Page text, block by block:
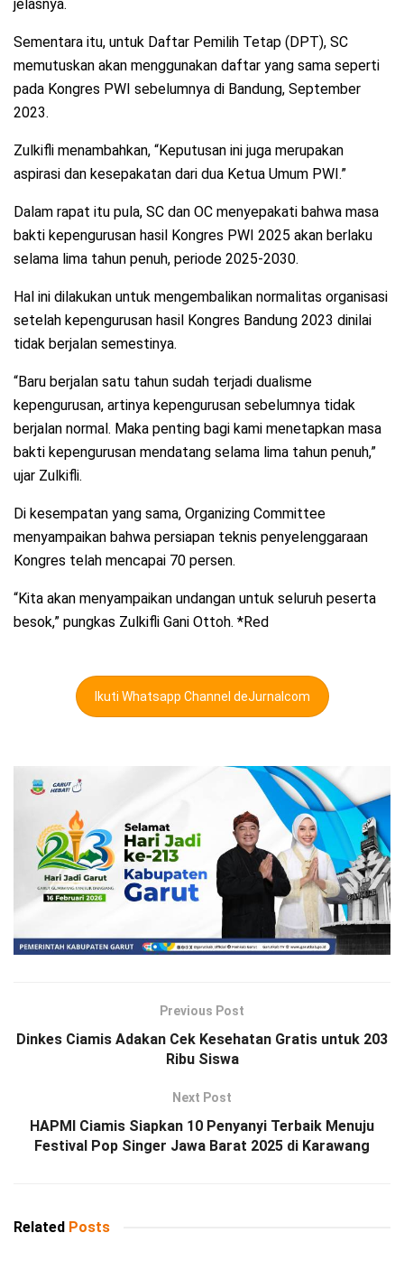
jelasnya.
Sementara itu, untuk Daftar Pemilih Tetap (DPT), SC
memutuskan akan menggunakan daftar yang sama seperti
pada Kongres PWI sebelumnya di Bandung, September
2023.
Zulkifli menambahkan, “Keputusan ini juga merupakan
aspirasi dan kesepakatan dari dua Ketua Umum PWI.”
Dalam rapat itu pula, SC dan OC menyepakati bahwa masa
bakti kepengurusan hasil Kongres PWI 2025 akan berlaku
selama lima tahun penuh, periode 2025-2030.
Hal ini dilakukan untuk mengembalikan normalitas organisasi
setelah kepengurusan hasil Kongres Bandung 2023 dinilai
tidak berjalan semestinya.
“Baru berjalan satu tahun sudah terjadi dualisme
kepengurusan, artinya kepengurusan sebelumnya tidak
berjalan normal. Maka penting bagi kami menetapkan masa
bakti kepengurusan mendatang selama lima tahun penuh,”
ujar Zulkifli.
Di kesempatan yang sama, Organizing Committee
menyampaikan bahwa persiapan teknis penyelenggaraan
Kongres telah mencapai 70 persen.
“Kita akan menyampaikan undangan untuk seluruh peserta
besok,” pungkas Zulkifli Gani Ottoh. *Red
Ikuti Whatsapp Channel deJurnalcom
Previous Post
Dinkes Ciamis Adakan Cek Kesehatan Gratis untuk 203
Ribu Siswa
Next Post
HAPMI Ciamis Siapkan 10 Penyanyi Terbaik Menuju
Festival Pop Singer Jawa Barat 2025 di Karawang
Related Posts